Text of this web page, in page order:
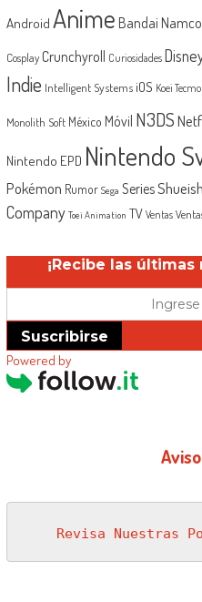
Android Anime Bandai Namco
Cosplay Crunchyroll Curiosidades
Indie Intelligent Systems iOS Koei Tecmo
Monolith Soft México Móvil N3DS
Nintendo EPD Nintendo
Pokémon Rumor Sega Series
Company Toei Animation TV Ventas
¡Recibe las
Suscribirse
Powered by
Revisa Nuestras